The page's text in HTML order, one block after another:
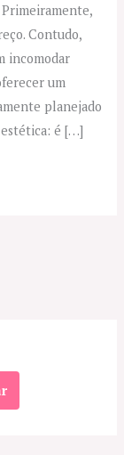
Primeiramente,
Contudo,
incomodar
um
planejado
é […]